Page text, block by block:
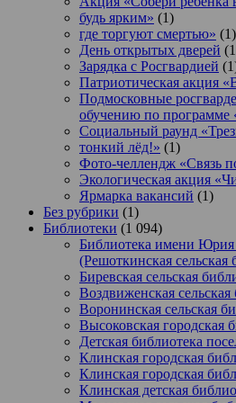
будь ярким» (1)
где торгуют смертью» (1)
День открытых дверей
Зарядка с Росгвардией
Патриотическая акция
Подмосковные
обучению по программе
Социальный раунд
тонкий лёд!» (1)
Фото-челлендж «Связь
Экологическая акция
Ярмарка вакансий (1)
Без рубрики (1)
Библиотеки (1 094)
Библиотека имени
(Решоткинская сельская
Биревская сельская
Воздвиженская сельская
Воронинская сельская
Высоковская городская
Детская библиотека
Клинская городская
Клинская городская
Клинская детская